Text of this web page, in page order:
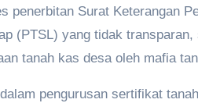
Surat Keterangan
(PTSL) yang tidak
tanah kas desa oleh mafia
pengurusan sertifikat